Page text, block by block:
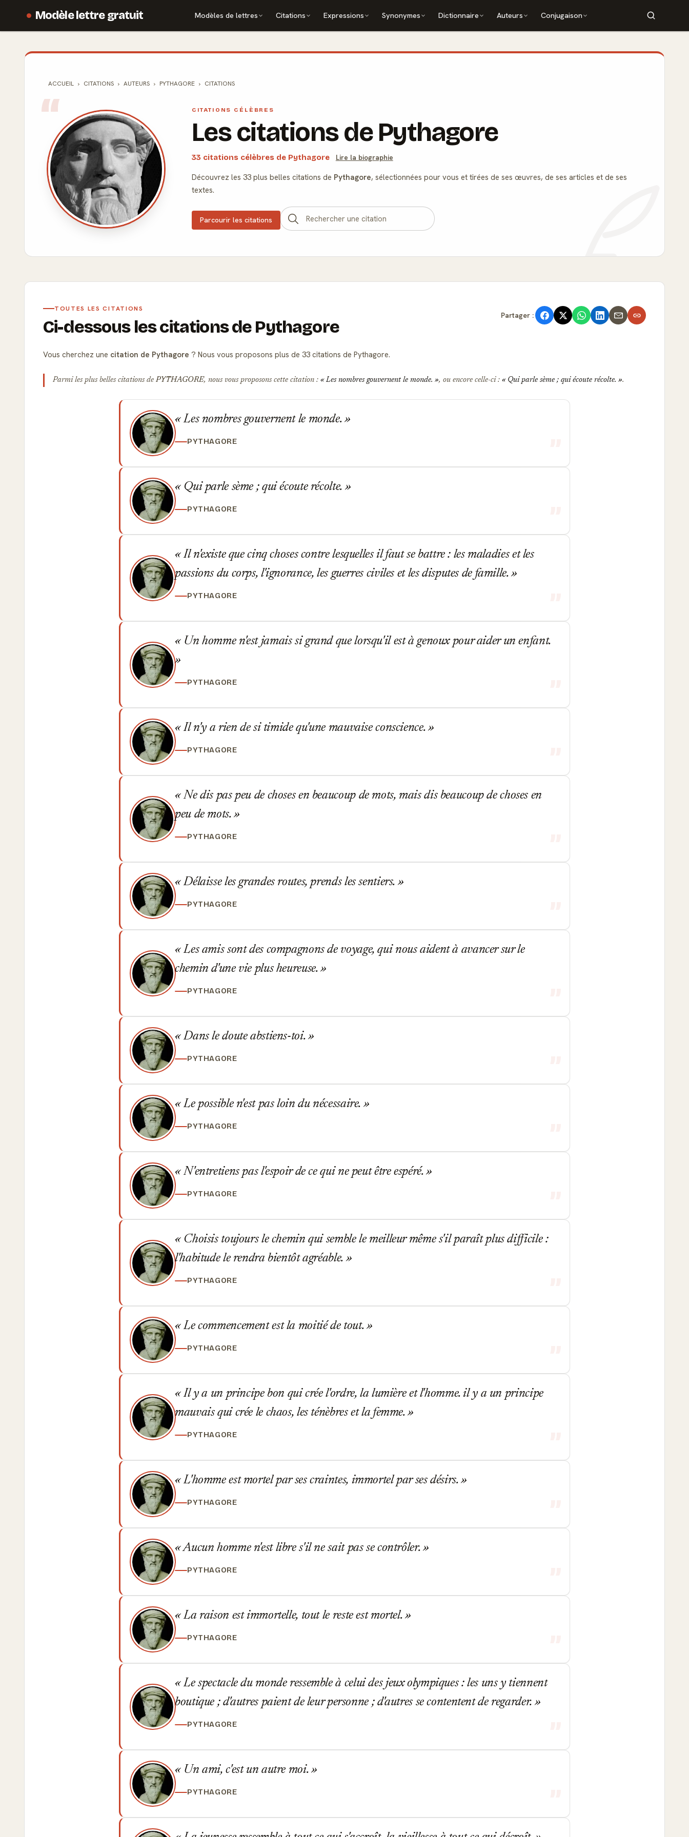
Modèle lettre gratuit Modèles de lettres Citations Expressions Synonymes Dictionnaire Auteurs Conjugaison
ACCUEIL CITATIONS AUTEURS PYTHAGORE CITATIONS
CITATIONS CÉLÈBRES
Les citations de Pythagore
33 citations célèbres de Pythagore Lire la biographie
Découvrez les 33 plus belles citations de Pythagore, sélectionnées pour vous et tirées de ses œuvres, de ses articles et de ses
textes.
Parcourir les citations
TOUTES LES CITATIONS
Ci-dessous les citations de Pythagore
Partager :
Vous cherchez une citation de Pythagore ? Nous vous proposons plus de 33 citations de Pythagore.
Parmi les plus belles citations de PYTHAGORE, nous vous proposons cette citation : Les nombres gouvernent le monde. , ou encore celle-ci : Qui parle sème ; qui écoute récolte. .
Les nombres gouvernent le monde.
PYTHAGORE
Qui parle sème ; qui écoute récolte.
PYTHAGORE
Il n'existe que cinq choses contre lesquelles il faut se battre : les maladies et les
passions du corps, l'ignorance, les guerres civiles et les disputes de famille.
PYTHAGORE
Un homme n'est jamais si grand que lorsqu'il est à genoux pour aider un enfant.
PYTHAGORE
Il n'y a rien de si timide qu'une mauvaise conscience.
PYTHAGORE
Ne dis pas peu de choses en beaucoup de mots, mais dis beaucoup de choses en
peu de mots.
PYTHAGORE
Délaisse les grandes routes, prends les sentiers.
PYTHAGORE
Les amis sont des compagnons de voyage, qui nous aident à avancer sur le
chemin d'une vie plus heureuse.
PYTHAGORE
Dans le doute abstiens-toi.
PYTHAGORE
Le possible n'est pas loin du nécessaire.
PYTHAGORE
N'entretiens pas l'espoir de ce qui ne peut être espéré.
PYTHAGORE
Choisis toujours le chemin qui semble le meilleur même s'il paraît plus difficile :
l'habitude le rendra bientôt agréable.
PYTHAGORE
Le commencement est la moitié de tout.
PYTHAGORE
Il y a un principe bon qui crée l'ordre, la lumière et l'homme. il y a un principe
mauvais qui crée le chaos, les ténèbres et la femme.
PYTHAGORE
L'homme est mortel par ses craintes, immortel par ses désirs.
PYTHAGORE
Aucun homme n'est libre s'il ne sait pas se contrôler.
PYTHAGORE
La raison est immortelle, tout le reste est mortel.
PYTHAGORE
Le spectacle du monde ressemble à celui des jeux olympiques : les uns y tiennent
boutique ; d'autres paient de leur personne ; d'autres se contentent de regarder.
PYTHAGORE
Un ami, c'est un autre moi.
PYTHAGORE